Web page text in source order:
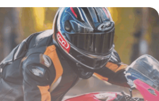
Charleroi : Guide
Économiser